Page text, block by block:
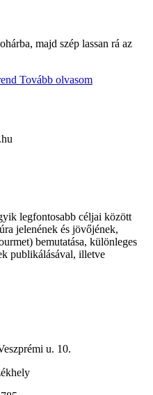
majd szép lassan rá az
Tovább olvasom
legfontosabb céljai között
jelenének és jövőjének,
bemutatása, különleges
publikálásával, illetve
u. 10.